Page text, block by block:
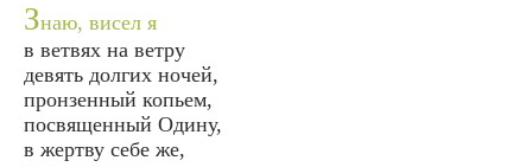
Знаю, висел я
в ветвях на ветру
девять долгих ночей,
пронзенный копьем,
посвященный Одину,
в жертву себе же,